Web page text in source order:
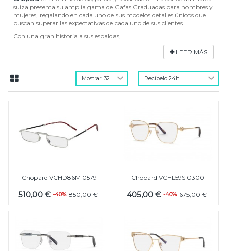
suiza presenta su amplia gama de Gafas Graduadas para hombres y
mujeres, regalando en cada uno de sus modelos detalles únicos que
buscan superar las expectativas de cada uno de sus clientes.
Con una gran historia a sus espaldas,...
LEER MÁS
Chopard VCHD86M 0579
510,00 € -40% 850,00 €
Chopard VCHL59S 0300
405,00 € -40% 675,00 €